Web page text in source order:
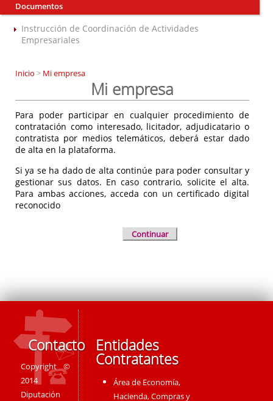
Documentos
Instrucción de Coordinación de Actividades
Empresariales
Inicio > Mi empresa
Mi empresa
Para poder participar en cualquier procedimiento de
contratación como interesado, licitador, adjudicatario o
contratista por medios telemáticos, deberá estar dado
de alta en la plataforma.
Si ya se ha dado de alta continúe para poder consultar y
gestionar sus datos. En caso contrario, solicite el alta.
Para ambas acciones, acceda con un certificado digital
reconocido
Continuar
Contacto
Copyright ©
2014
Diputación
Entidades
Contratantes
Área de Economía,
Hacienda, Compras y